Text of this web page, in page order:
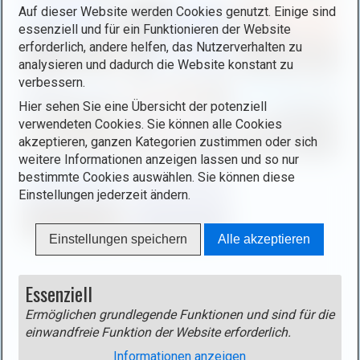
i
g
h
b
o
x
)
.
Track
Track als gpx-Datei
(rechte Maustaste - Ziel speichern
unter)
Auf dieser Website werden Cookies genutzt. Einige sind
essenziell und für ein Funktionieren der Website
erforderlich, andere helfen, das Nutzerverhalten zu
analysieren und dadurch die Website konstant zu
verbessern.
Hier sehen Sie eine Übersicht der potenziell
verwendeten Cookies. Sie können alle Cookies
akzeptieren, ganzen Kategorien zustimmen oder sich
weitere Informationen anzeigen lassen und so nur
bestimmte Cookies auswählen. Sie können diese
Einstellungen jederzeit ändern.
Einstellungen speichern Alle akzeptieren
Essenziell
Ermöglichen grundlegende Funktionen und sind für die
einwandfreie Funktion der Website erforderlich.
Informationen anzeigen